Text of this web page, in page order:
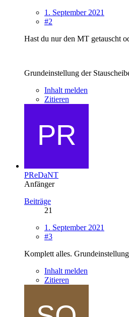
1. September 2021
#2
Hast du nur den MT getauscht
Grundeinstellung der
Inhalt melden
Zitieren
PReDaNT
Anfänger
Beiträge
21
1. September 2021
#3
Komplett alles.
Inhalt melden
Zitieren